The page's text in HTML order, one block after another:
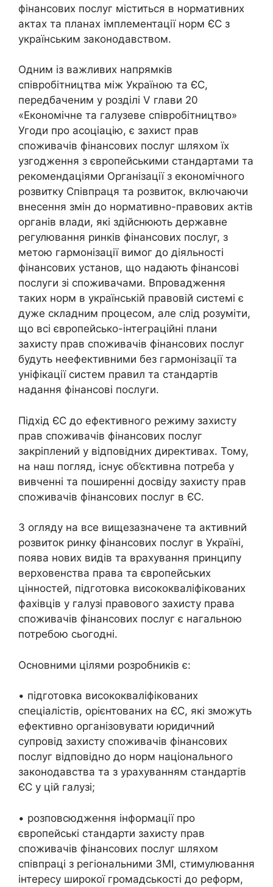
фінансових послуг міститься в нормативних
актах та планах імплементації норм ЄС з
українським законодавством.
Одним із важливих напрямків
співробітництва між Україною та ЄС,
передбаченим у розділі V глави 20
«Економічне та галузеве співробітництво»
Угоди про асоціацію, є захист прав
споживачів фінансових послуг шляхом їх
узгодження з європейськими стандартами та
рекомендаціями Організації з економічного
розвитку Співпраця та розвиток, включаючи
внесення змін до нормативно-правових актів
органів влади, які здійснюють державне
регулювання ринків фінансових послуг, з
метою гармонізації вимог до діяльності
фінансових установ, що надають фінансові
послуги зі споживачами. Впровадження
таких норм в українській правовій системі є
дуже складним процесом, але слід розуміти,
що всі європейсько-інтеграційні плани
захисту прав споживачів фінансових послуг
будуть неефективними без гармонізації та
уніфікації систем правил та стандартів
надання фінансові послуги.
Підхід ЄС до ефективного режиму захисту
прав споживачів фінансових послуг
закріплений у відповідних директивах. Тому,
на наш погляд, існує об’єктивна потреба у
вивченні та поширенні досвіду захисту прав
споживачів фінансових послуг в ЄС.
З огляду на все вищезазначене та активний
розвиток ринку фінансових послуг в Україні,
поява нових видів та врахування принципу
верховенства права та європейських
цінностей, підготовка висококваліфікованих
фахівців у галузі правового захисту права
споживачів фінансових послуг є нагальною
потребою сьогодні.
Основними цілями розробників є:
• підготовка висококваліфікованих
спеціалістів, орієнтованих на ЄС, які зможуть
ефективно організовувати юридичний
супровід захисту споживачів фінансових
послуг відповідно до норм національного
законодавства та з урахуванням стандартів
ЄС у цій галузі;
• розповсюдження інформації про
європейські стандарти захисту прав
споживачів фінансових послуг шляхом
співпраці з регіональними ЗМІ, стимулювання
інтересу широкої громадськості до реформ,